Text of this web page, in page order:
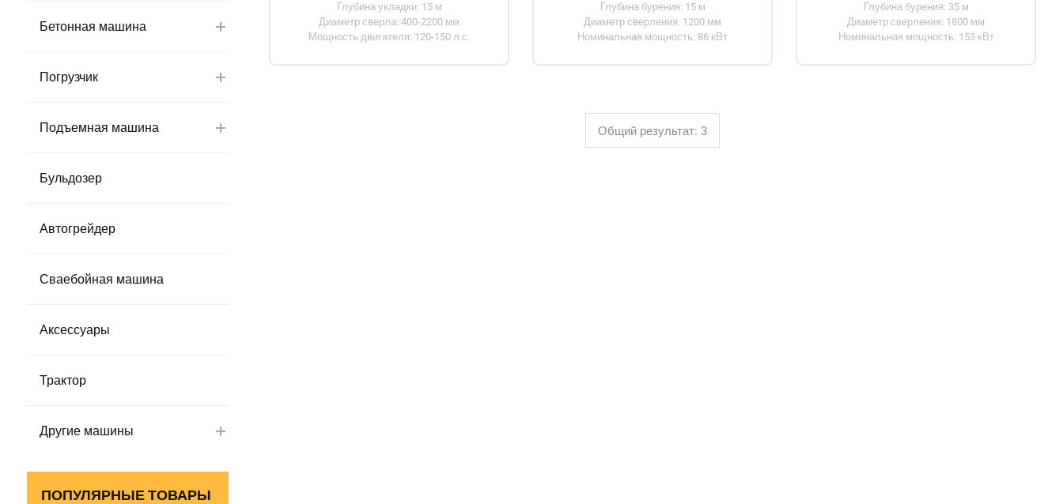
Бетонная машина
Погрузчик
Подъемная машина
Бульдозер
Автогрейдер
Сваебойная машина
Аксессуары
Трактор
Другие машины
ПОПУЛЯРНЫЕ ТОВАРЫ
Глубина укладки: 15 м
Диаметр сверла: 400-2200 мм
Мощность двигателя: 120-150 л.с.
Глубина бурения: 15 м
Диаметр сверления: 1200 мм
Номинальная мощность: 86 кВт
Глубина бурения: 35 м
Диаметр сверления: 1800 мм
Номинальная мощность: 153 кВт
Общий результат: 3